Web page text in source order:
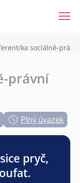
ka sociálně-
právní
Plný úvazek
pryč,